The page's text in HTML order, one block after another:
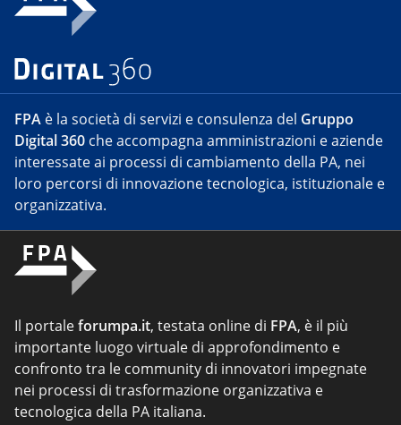
FPA è la società di servizi e consulenza del Gruppo
Digital 360 che accompagna amministrazioni e aziende
interessate ai processi di cambiamento della PA, nei
loro percorsi di innovazione tecnologica, istituzionale e
organizzativa.
Il portaleforumpa.it, testata online di FPA, è il più
importante luogo virtuale di approfondimento e
confronto tra le community di innovatori impegnate
nei processi di trasformazione organizzativa e
tecnologica della PA italiana.